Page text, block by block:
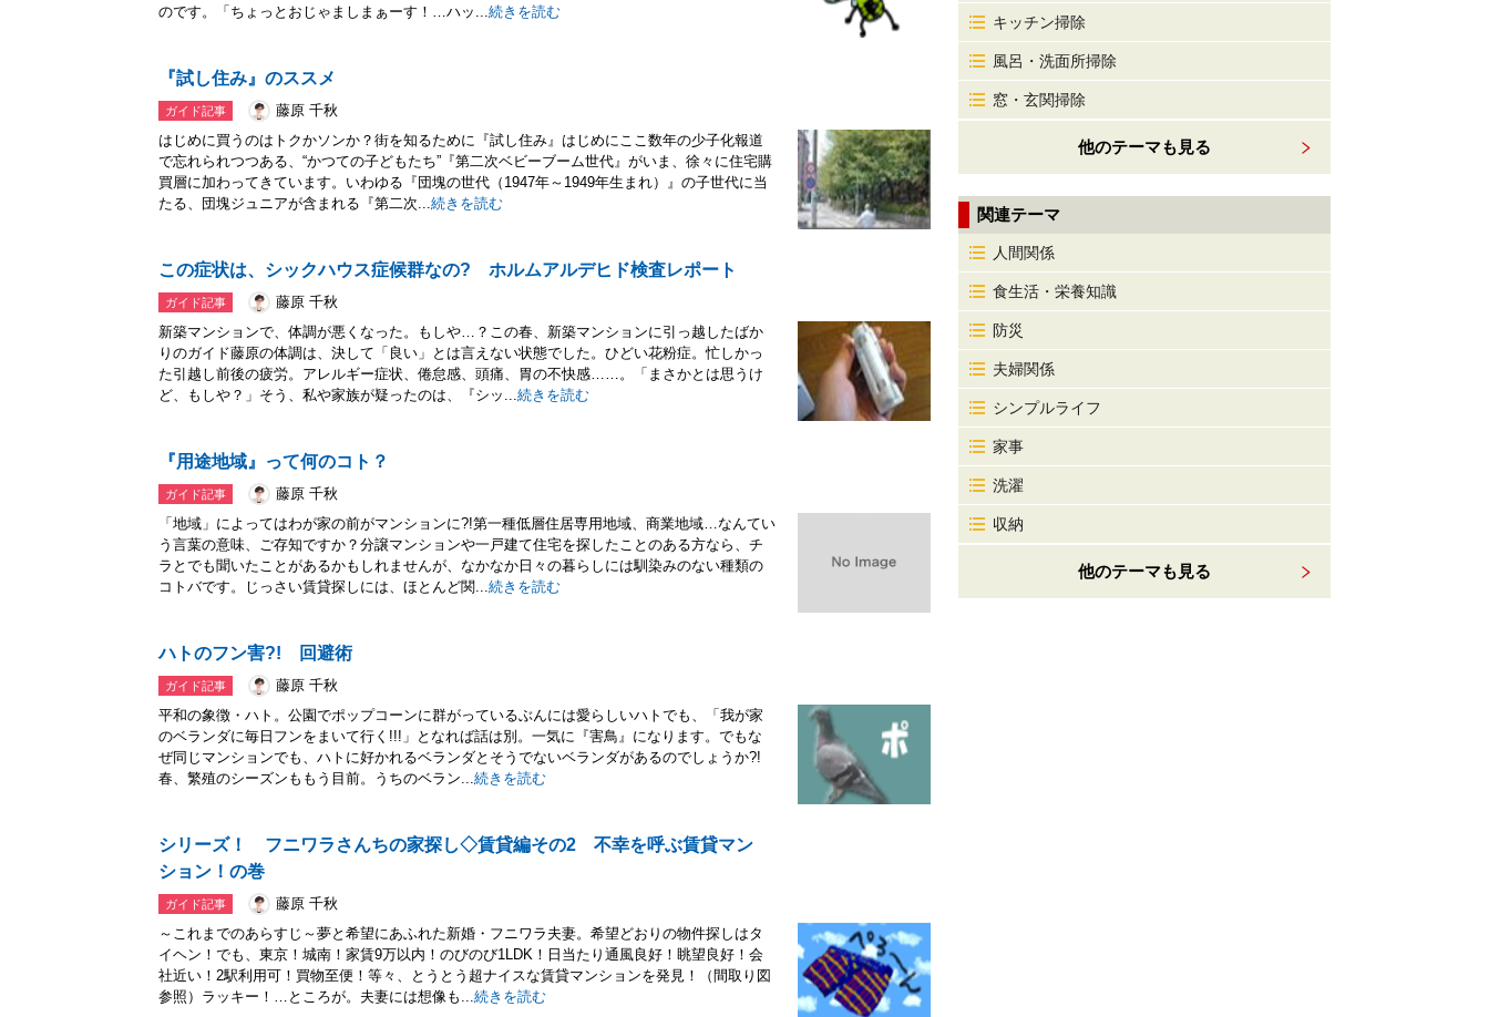
のです。「ちょっとおじゃましまぁーす！…ハッ...続きを読む
『試し住み』のススメ
ガイド記事
藤原 千秋
はじめに買うのはトクかソンか？街を知るために『試し住み』はじめにここ数年の少子化報道
で忘れられつつある、“かつての子どもたち”『第二次ベビーブーム世代』がいま、徐々に住宅購
買層に加わってきています。いわゆる『団塊の世代（1947年～1949年生まれ）』の子世代に当
たる、団塊ジュニアが含まれる『第二次...続きを読む
この症状は、シックハウス症候群なの? ホルムアルデヒド検査レポート
ガイド記事
藤原 千秋
新築マンションで、体調が悪くなった。もしや…？この春、新築マンションに引っ越したばか
りのガイド藤原の体調は、決して「良い」とは言えない状態でした。ひどい花粉症。忙しかっ
た引越し前後の疲労。アレルギー症状、倦怠感、頭痛、胃の不快感……。「まさかとは思うけ
ど、もしや？」そう、私や家族が疑ったのは、『シッ...続きを読む
『用途地域』って何のコト？
ガイド記事
藤原 千秋
「地域」によってはわが家の前がマンションに?!第一種低層住居専用地域、商業地域…なんてい
う言葉の意味、ご存知ですか？分譲マンションや一戸建て住宅を探したことのある方なら、チ
ラとでも聞いたことがあるかもしれませんが、なかなか日々の暮らしには馴染みのない種類の
コトバです。じっさい賃貸探しには、ほとんど関...続きを読む
ハトのフン害?! 回避術
ガイド記事
藤原 千秋
平和の象徴・ハト。公園でポップコーンに群がっているぶんには愛らしいハトでも、「我が家
のベランダに毎日フンをまいて行く!!!」となれば話は別。一気に『害鳥』になります。でもな
ぜ同じマンションでも、ハトに好かれるベランダとそうでないベランダがあるのでしょうか?!
春、繁殖のシーズンももう目前。うちのベラン...続きを読む
シリーズ！ フニワラさんちの家探し◇賃貸編その2 不幸を呼ぶ賃貸マン
ション！の巻
ガイド記事
藤原 千秋
～これまでのあらすじ～夢と希望にあふれた新婚・フニワラ夫妻。希望どおりの物件探しはタ
イヘン！でも、東京！城南！家賃9万以内！のびのび1LDK！日当たり通風良好！眺望良好！会
社近い！2駅利用可！買物至便！等々、とうとう超ナイスな賃貸マンションを発見！（間取り図
参照）ラッキー！…ところが。夫妻には想像も...続きを読む
キッチン掃除
風呂・洗面所掃除
窓・玄関掃除
他のテーマも見る
関連テーマ
人間関係
食生活・栄養知識
防災
夫婦関係
シンプルライフ
家事
洗濯
収納
他のテーマも見る